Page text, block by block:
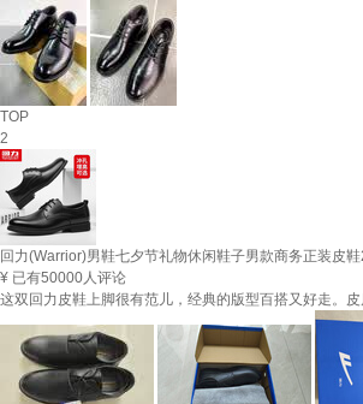
TOP
2
回力(Warrior)男鞋七夕节礼物休闲鞋子男款商务正装皮
¥ 已有50000人评论
这双回力皮鞋上脚很有范儿，经典的版型百搭又好走。